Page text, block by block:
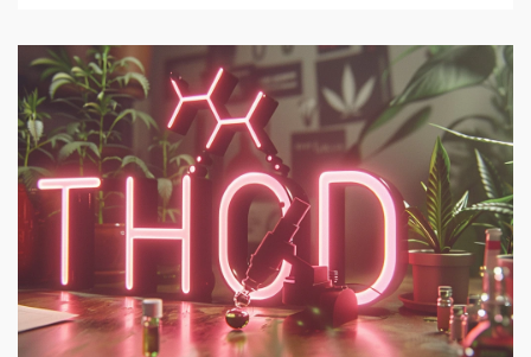
probiert habt.